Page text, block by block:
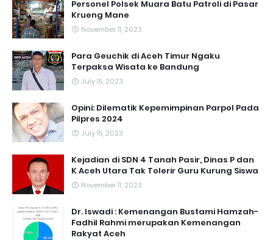
Personel Polsek Muara Batu Patroli di Pasar
Krueng Mane
November 11, 2023
Para Geuchik di Aceh Timur Ngaku
Terpaksa Wisata ke Bandung
July 15, 2023
Opini: Dilematik Kepemimpinan Parpol Pada
Pilpres 2024
July 15, 2023
Kejadian di SDN 4 Tanah Pasir, Dinas P dan
K Aceh Utara Tak Tolerir Guru Kurung Siswa
November 11, 2023
Dr. Iswadi : Kemenangan Bustami Hamzah-
Fadhil Rahmi merupakan Kemenangan
Rakyat Aceh